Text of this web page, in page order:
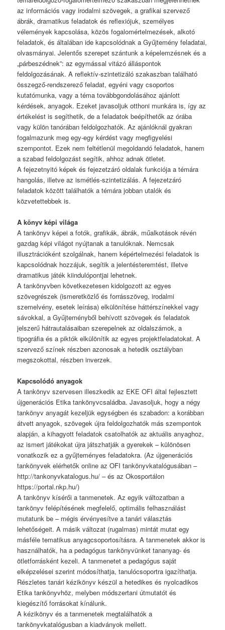
az információs vagy irodalmi szövegek, a grafikai szervező
ábrák, dramatikus feladatok és reflexiójuk, személyes
vélemények kapcsolása, közös fogalomértelmezések, alkotó
feladatok, és általában ide kapcsolódnak a Gyűjtemény feladatai,
olvasmányai. Jelentős szerepet szántunk a képelemzésnek és a
„párbeszédnek”: az egymással vitázó álláspontok
feldolgozásának. A reflektív-szintetizáló szakaszban található
összegző-rendszerező feladat, egyéni vagy csoportos
kutatómunka, vagy a téma továbbgondolásához ajánlott
kérdések, anyagok. Ezeket javasoljuk otthoni munkára is, így az
értékelést is segíthetik, de a feladatok beépíthetők az órába
vagy külön tanórában feldolgozhatók. Az ajánlóknál gyakran
fogalmazunk meg egy-egy kérdést vagy megfigyelési
szempontot. Ezek nem feltétlenül megoldandó feladatok, hanem
a szabad feldolgozást segítik, ahhoz adnak ötletet.
A fejezetnyitó képek és fejezetzáró oldalak funkciója a témára
hangolás, illetve az ismétlés-szintetizálás. A fejezetzáró
feladatok között találhatók a témára jobban utalók és
közvetettebbek is.
A könyv képi világa
A tankönyv képei a fotók, grafikák, ábrák, műalkotások révén
gazdag képi világot nyújtanak a tanulóknak. Nemcsak
illusztrációként szolgálnak, hanem képértelmezési feladatok is
kapcsolódnak hozzájuk, segítik a jelentésteremtést, illetve
dramatikus játék kiindulópontjai lehetnek.
A tankönyvben következetesen kidolgozott az egyes
szövegrészek (ismeretközlő és forrásszöveg, irodalmi
szemelvény, esetek leírása) elkülönítése háttérszínekkel vagy
sávokkal, a Gyűjteményből behívott szövegek és feladatok
jelszerű hátrautalásaiban szerepelnek az oldalszámok, a
tipográfia és a piktók elkülönítik az egyes projektfeladatokat. A
szervező színek részben azonosak a hetedik osztályban
megszokottal, részben inverzek.
Kapcsolódó anyagok
A tankönyv szervesen illeszkedik az EKE OFI által fejlesztett
újgenerációs Etika tankönyvcsaládba. Javasoljuk, hogy a négy
tankönyv anyagát kezeljük egységben és szabadon: a korábban
átvett anyagok, szövegek újra feldolgozhatók más szempontok
alapján, a kihagyott feladatok csatolhatók az aktuális anyaghoz,
az ismert játékokat újra játszhatják a gyerekek – különösen
vonatkozik ez a gyűjteményes feladatokra. (Az újgenerációs
tankönyvek elérhetők online az OFI tankönyvkatalógusában –
http://tankonyvkatalogus.hu/ – és az Okosportálon
https://portal.nkp.hu/)
A tankönyv kísérői a tanmenetek. Az egyik változatban a
tankönyv felépítésének megfelelő, optimális felhasználást
mutatunk be – mégis érvényesítve a tanári választás
lehetőségeit. A másik változat (rugalmas) mintát mutat egy
másféle tematikus anyagcsoportosításra. A tanmenetek akkor is
használhatók, ha a pedagógus tankönyvünket tananyag- és
ötletforrásként kezeli. A tanmenetet a pedagógus saját
elképzelései szerint módosíthatja, tanulócsoportra igazíthatja.
Részletes tanári kézikönyv készül a hetedikes és nyolcadikos
Etika tankönyvhöz, melyben módszertani útmutatót és
kiegészítő forrásokat kínálunk.
A kézikönyv és a tanmenetek megtalálhatók a
tankönyvkatalógusban a kiadványok mellett.